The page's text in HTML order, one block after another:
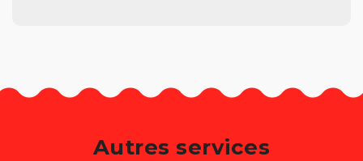
Autres services